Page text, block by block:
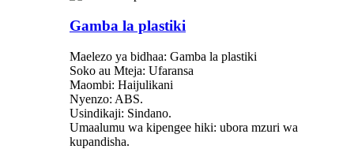
Gamba la plastiki
Maelezo ya bidhaa: Gamba la plastiki
Soko au Mteja: Ufaransa
Maombi: Haijulikani
Nyenzo: ABS.
Usindikaji: Sindano.
Umaalumu wa kipengee hiki: ubora mzuri wa
kupandisha.